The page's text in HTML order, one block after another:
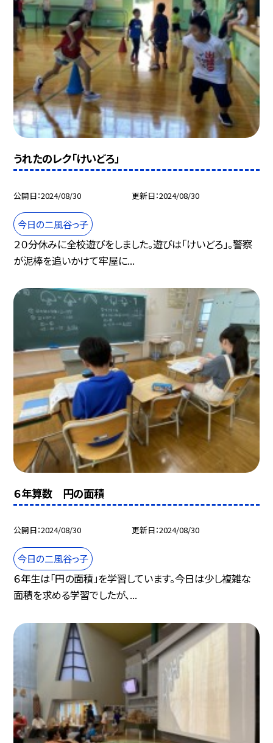
うれたのレク「けいどろ」
公開日 2024/08/30 更新日 2024/08/30
今日の二風谷っ子
２０分休みに全校遊びをしました。遊びは「けいどろ」。警察
が泥棒を追いかけて牢屋に...
６年算数 円の面積
公開日 2024/08/30 更新日 2024/08/30
今日の二風谷っ子
６年生は「円の面積」を学習しています。今日は少し複雑な
面積を求める学習でしたが、...